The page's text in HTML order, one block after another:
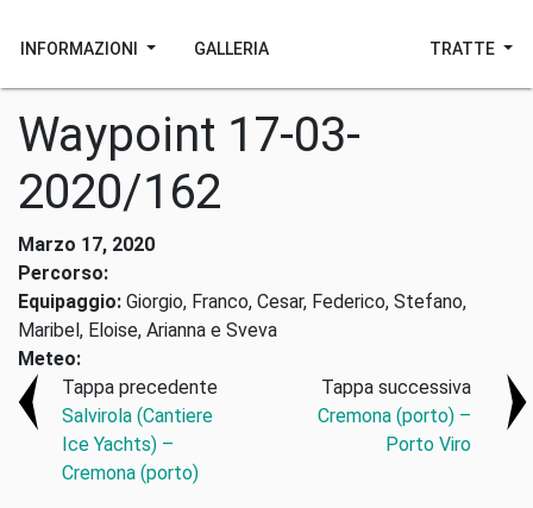
INFORMAZIONI GALLERIA TRATTE
Waypoint 17-03-
2020/162
Marzo 17, 2020
Percorso:
Equipaggio: Giorgio, Franco, Cesar, Federico, Stefano,
Maribel, Eloise, Arianna e Sveva
Meteo:
Tappa precedente
Salvirola (Cantiere
Ice Yachts) –
Cremona (porto)
Tappa successiva
Cremona (porto) –
Porto Viro